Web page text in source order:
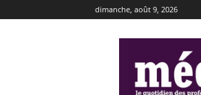
dimanche, août 9, 2026